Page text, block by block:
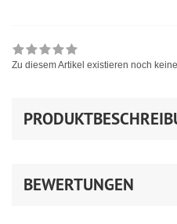
Zu diesem Artikel existieren noch
BEWERTUNGEN